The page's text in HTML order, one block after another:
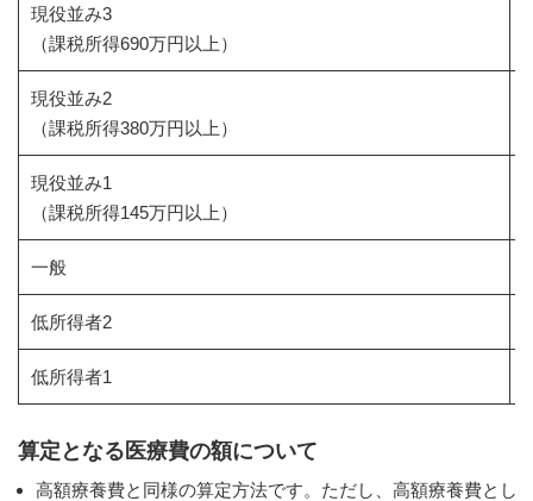
現役並み3
（課税所得690万円以上）
現役並み2
（課税所得380万円以上）
現役並み1
（課税所得145万円以上）
一般
低所得者2
低所得者1
算定となる医療費の額について
高額療養費と同様の算定方法です。ただし、高額療養費とし